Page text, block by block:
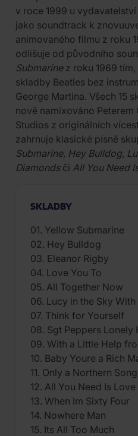
v roce 1999 u
jako soundtrack k
animovaného filmu z roku
odlišuje od původního
Submarinez roku 1969 tím,
skladby Beatles bez
George Martina. Všech 15
nově namixováno
Studios z originálních
zahrnuje klasické písně
Submarine, Hey Bulldog,
Diamondsči All You Need
SKLADBY
01. Yellow Submarine
02. Hey Bulldog
03. Eleanor Rigby
04. Love You To
05. All Together Now
06. Lucy in the Sky
07. Think for Yourself
08. Sgt Peppers Lonely
09. With a Little Help
10. Baby Youre a Rich
11. Only a Northern Song
12. All You Need Is Love
13. When Im Sixty Four
14. Nowhere Man
15. Its All Too Much